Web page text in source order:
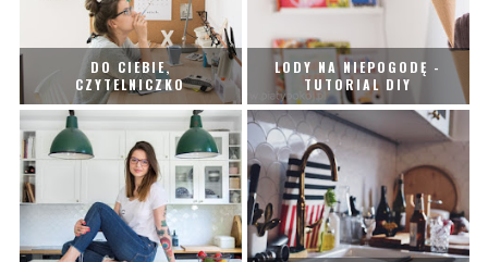
DO CIEBIE,
CZYTELNICZKO
LODY NA NIEPOGODĘ -
TUTORIAL DIY